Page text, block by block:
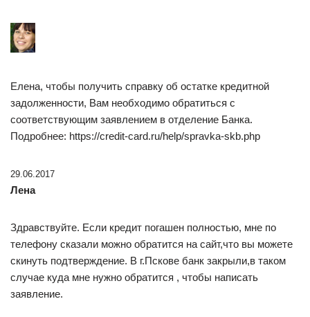
Елена, чтобы получить справку об остатке кредитной
задолженности, Вам необходимо обратиться с
соответствующим заявлением в отделение Банка.
Подробнее: https://credit-card.ru/help/spravka-skb.php
29.06.2017
Лена
Здравствуйте. Если кредит погашен полностью, мне по
телефону сказали можно обратится на сайт,что вы можете
скинуть подтверждение. В г.Пскове банк закрыли,в таком
случае куда мне нужно обратится , чтобы написать
заявление.